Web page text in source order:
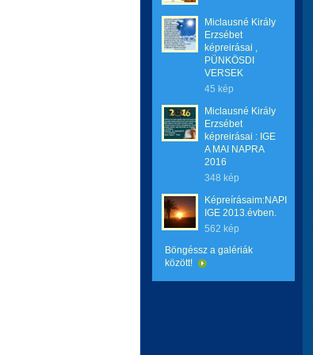
Miclausné Király
Erzsébet
képreirásai ,
PÜNKÖSDI
VERSEK
45 kép
Miclausné Király
Erzsébet
képreirásai : IGE
A MAI NAPRA
2016
348 kép
Képreírásaim:NAPI
IGE 2013.évben.
562 kép
Böngéssz a galériák
között!